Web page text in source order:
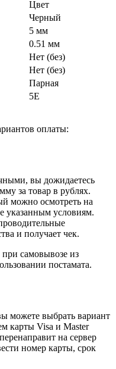
Цвет
Черный
5 мм
0.51 мм
Нет (без)
Нет (без)
Парная
5E
оплаты:
вы дожидаетесь
за товар в рублях.
можно осмотреть на
указанным условиям.
и получает чек.
самовывозе из
постамата.
можете выбрать вариант
карты Visa и Master
на сервер
номер карты, срок